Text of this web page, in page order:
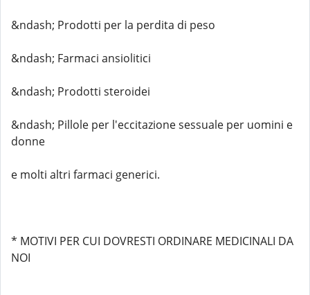
&ndash; Prodotti per la perdita di peso
&ndash; Farmaci ansiolitici
&ndash; Prodotti steroidei
&ndash; Pillole per l'eccitazione sessuale per uomini e
donne
e molti altri farmaci generici.
* MOTIVI PER CUI DOVRESTI ORDINARE MEDICINALI DA
NOI